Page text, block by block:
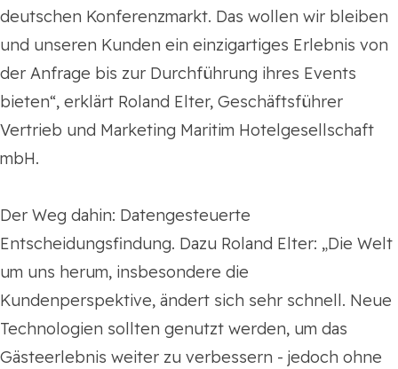
deutschen Konferenzmarkt. Das wollen wir bleiben
und unseren Kunden ein einzigartiges Erlebnis von
der Anfrage bis zur Durchführung ihres Events
bieten“, erklärt Roland Elter, Geschäftsführer
Vertrieb und Marketing Maritim Hotelgesellschaft
mbH.
Der Weg dahin: Datengesteuerte
Entscheidungsfindung. Dazu Roland Elter: „Die Welt
um uns herum, insbesondere die
Kundenperspektive, ändert sich sehr schnell. Neue
Technologien sollten genutzt werden, um das
Gästeerlebnis weiter zu verbessern - jedoch ohne